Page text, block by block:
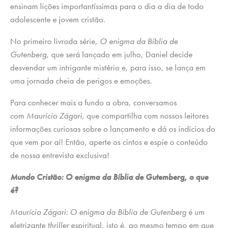
ensinam lições importantíssimas para o dia a dia de todo
adolescente e jovem cristão.
No primeiro livroda série, O enigma da Bíblia de
Gutenberg, que será lançado em julho, Daniel decide
desvendar um intrigante mistério e, para isso, se lança em
uma jornada cheia de perigos e emoções.
Para conhecer mais a fundo a obra, conversamos
com Maurício Zágari, que compartilha com nossos leitores
informações curiosas sobre o lançamento e dá os indícios do
que vem por aí! Então, aperte os cintos e espie o conteúdo
de nossa entrevista exclusiva!
Mundo Cristão: O enigma da Bíblia de Gutemberg, o que
é?
Maurício Zágari: O enigma da Bíblia de Gutenbergé um
eletrizante thrillerespiritual, isto é, ao mesmo tempo em que